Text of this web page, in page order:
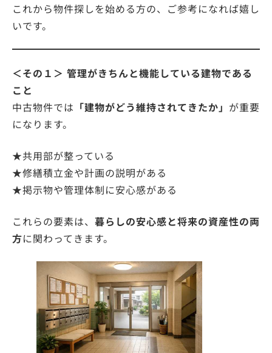
これから物件探しを始める方の、ご参考になれば嬉し
いです。
＜その１＞ 管理がきちんと機能している建物である
こと
中古物件では 「建物がどう維持されてきたか」 が重要
になります。
★共用部が整っている
★修繕積立金や計画の説明がある
★掲示物や管理体制に安心感がある
これらの要素は、 暮らしの安心感と将来の資産性の両
方に関わってきます。